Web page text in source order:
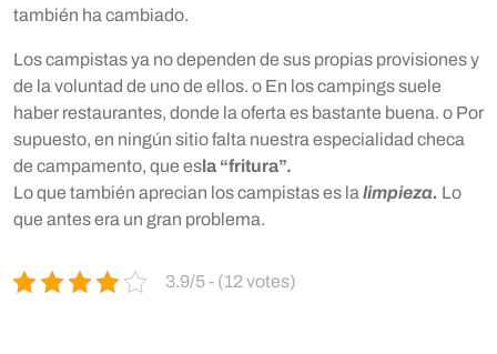
también ha cambiado.
Los campistas ya no dependen de sus propias provisiones y
de la voluntad de uno de ellos. o En los campings suele
haber restaurantes, donde la oferta es bastante buena. o Por
supuesto, en ningún sitio falta nuestra especialidad checa
de campamento, que esla “fritura”.
Lo que también aprecian los campistas es la limpieza. Lo
que antes era un gran problema.
3.9/5 - (12 votes)